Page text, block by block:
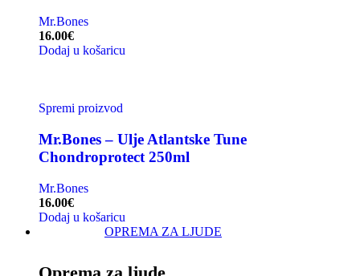
Mr.Bones
16.00€
Dodaj u košaricu
Spremi proizvod
Mr.Bones – Ulje Atlantske Tune
Chondroprotect 250ml
Mr.Bones
16.00€
Dodaj u košaricu
OPREMA ZA LJUDE